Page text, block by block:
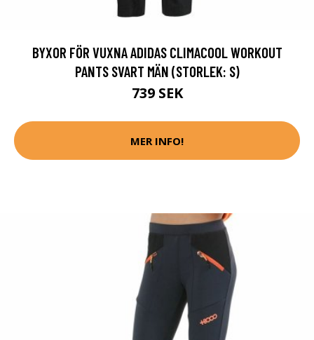
BYXOR FÖR VUXNA ADIDAS CLIMACOOL WORKOUT
PANTS SVART MÄN (STORLEK: S)
739 SEK
MER INFO!